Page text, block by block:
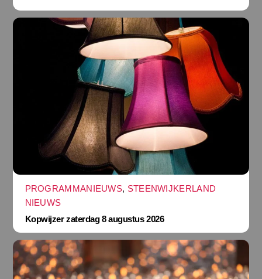
PROGRAMMANIEUWS, STEENWIJKERLAND
NIEUWS
Kopwijzer zaterdag 8 augustus 2026